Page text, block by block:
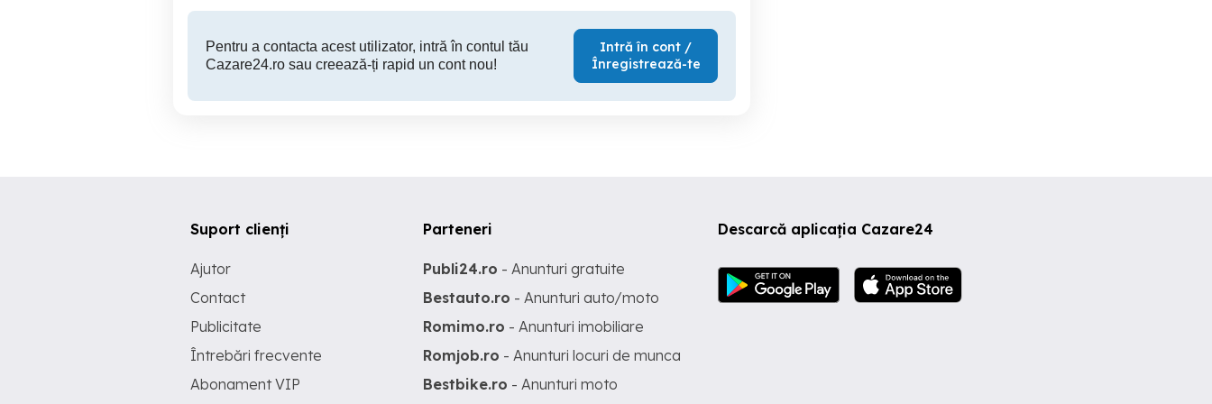
Pentru a contacta acest utilizator, intră în contul tău
Cazare24.ro sau creează-ți rapid un cont nou!
Intră în cont /
Înregistrează-te
Descarcă aplicația Cazare24
Suport clienți
Ajutor
Contact
Publicitate
Întrebări frecvente
Abonament VIP
Parteneri
Publi24.ro - Anunturi gratuite
Bestauto.ro - Anunturi auto/moto
Romimo.ro - Anunturi imobiliare
Romjob.ro - Anunturi locuri de munca
Bestbike.ro - Anunturi moto